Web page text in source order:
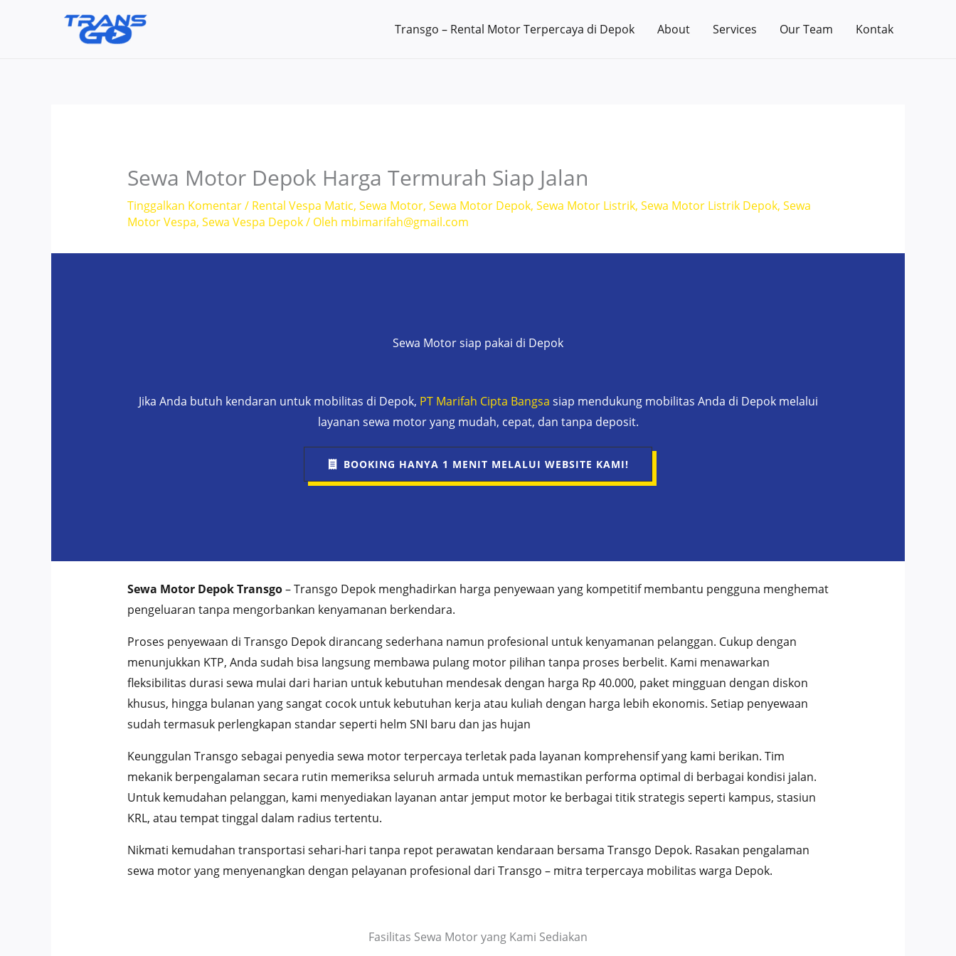
Transgo – Rental Motor Terpercaya di Depok About Services Our Team Kontak
Sewa Motor Depok Harga Termurah Siap Jalan
Tinggalkan Komentar/ Rental Vespa Matic, Sewa Motor, Sewa Motor Depok, Sewa Motor Listrik, Sewa Motor Listrik Depok, Sewa
Motor Vespa, Sewa Vespa Depok/ Oleh mbimarifah@gmail.com
Sewa Motor siap pakai di Depok
Jika Anda butuh kendaran untuk mobilitas di Depok, PT Marifah Cipta Bangsa siap mendukung mobilitas Anda di Depok melalui
layanan sewa motor yang mudah, cepat, dan tanpa deposit.
BOOKING HANYA 1 MENIT MELALUI WEBSITE KAMI!
Sewa Motor Depok Transgo– Transgo Depok menghadirkan harga penyewaan yang kompetitif membantu pengguna menghemat
pengeluaran tanpa mengorbankan kenyamanan berkendara.
Proses penyewaan di Transgo Depok dirancang sederhana namun profesional untuk kenyamanan pelanggan. Cukup dengan
menunjukkan KTP, Anda sudah bisa langsung membawa pulang motor pilihan tanpa proses berbelit. Kami menawarkan
fleksibilitas durasi sewa mulai dari harian untuk kebutuhan mendesak dengan harga Rp 40.000, paket mingguan dengan diskon
khusus, hingga bulanan yang sangat cocok untuk kebutuhan kerja atau kuliah dengan harga lebih ekonomis. Setiap penyewaan
sudah termasuk perlengkapan standar seperti helm SNI baru dan jas hujan
Keunggulan Transgo sebagai penyedia sewa motor terpercaya terletak pada layanan komprehensif yang kami berikan. Tim
mekanik berpengalaman secara rutin memeriksa seluruh armada untuk memastikan performa optimal di berbagai kondisi jalan.
Untuk kemudahan pelanggan, kami menyediakan layanan antar jemput motor ke berbagai titik strategis seperti kampus, stasiun
KRL, atau tempat tinggal dalam radius tertentu.
Nikmati kemudahan transportasi sehari-hari tanpa repot perawatan kendaraan bersama Transgo Depok. Rasakan pengalaman
sewa motor yang menyenangkan dengan pelayanan profesional dari Transgo – mitra terpercaya mobilitas warga Depok.
Fasilitas Sewa Motor yang Kami Sediakan